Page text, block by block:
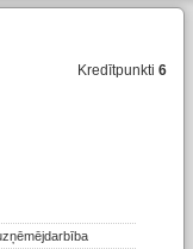
Kredītpunkti6